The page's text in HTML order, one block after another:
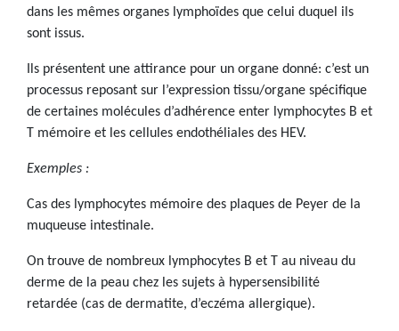
dans les mêmes organes lymphoïdes que celui duquel ils
sont issus.
Ils présentent une attirance pour un organe donné: c’est un
processus reposant sur l’expression tissu/organe spécifique
de certaines molécules d’adhérence enter lymphocytes B et
T mémoire et les cellules endothéliales des HEV.
Exemples :
Cas des lymphocytes mémoire des plaques de Peyer de la
muqueuse intestinale.
On trouve de nombreux lymphocytes B et T au niveau du
derme de la peau chez les sujets à hypersensibilité
retardée (cas de dermatite, d’eczéma allergique).